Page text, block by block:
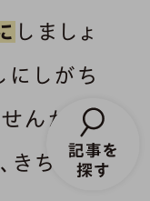
しましょ
にしがち
んが、体
きちんと